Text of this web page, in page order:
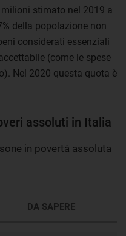
stimato nel 2019 a
della popolazione non
considerati essenziali
(come le spese
Nel 2020 questa quota è
assoluti in Italia
in povertà assoluta
DA SAPERE